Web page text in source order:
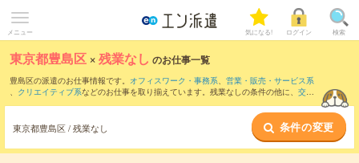
メニュー 気になる! ログイン 検索
東京都豊島区 ×残業なし のお仕事一覧
豊島区の派遣のお仕事情報です。 オフィスワーク・事務系、 営業・販売・サービス系
、 クリエイティブ系などのお仕事を取り揃えています。残業なしの条件の他に、 交通
東京都豊島区 / 残業なし 条件の変更